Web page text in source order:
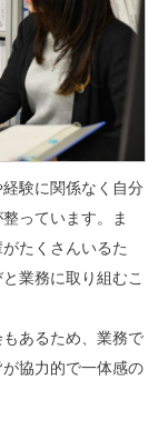
験に関係なく自分
っています。ま
たくさんいるた
業務に取り組むこ
あるため、業務で
協力的で一体感の